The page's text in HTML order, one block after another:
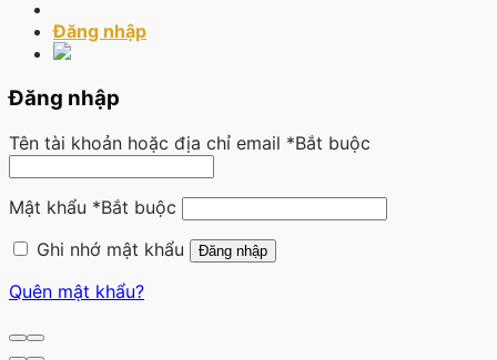
Đăng nhập
Đăng nhập
Tên tài khoản hoặc địa chỉ email *Bắt buộc
Mật khẩu *Bắt buộc
Ghi nhớ mật khẩu
Đăng nhập
Quên mật khẩu?